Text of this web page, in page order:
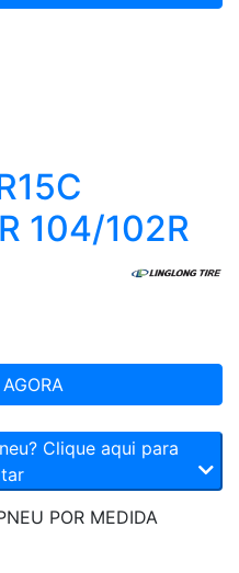
104/102R
POR MEDIDA